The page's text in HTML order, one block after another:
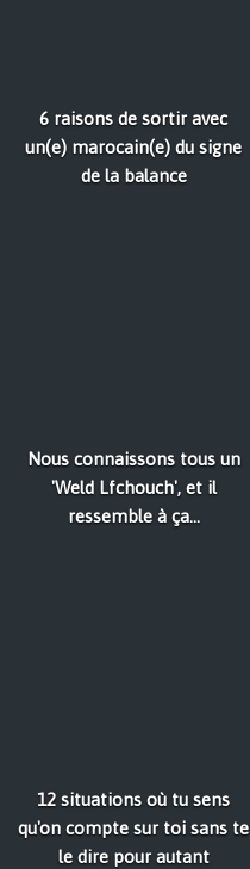
6 raisons de sortir avec
un(e) marocain(e) du signe
de la balance
Nous connaissons tous un
'Weld Lfchouch', et il
ressemble à ça...
12 situations où tu sens
qu'on compte sur toi sans te
le dire pour autant